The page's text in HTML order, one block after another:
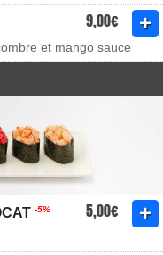
9,00€
et mango sauce
-5% 5,00€